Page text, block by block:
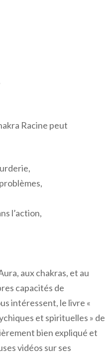
Racine peut
l’action,
aux chakras, et au
capacités de
intéressent, le livre «
et spirituelles » de
bien expliqué et
vidéos sur ses